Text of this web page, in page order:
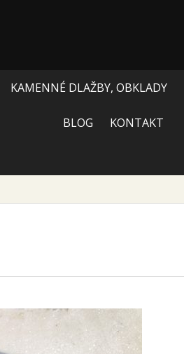
KAMENNÉ DLAŽBY, OBKLADY
BLOG KONTAKT